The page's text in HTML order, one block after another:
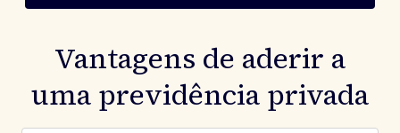
Vantagens de aderir a
uma previdência privada